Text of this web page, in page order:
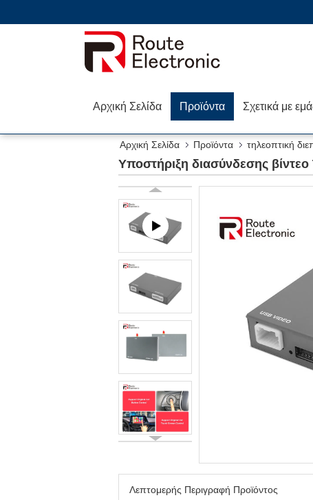
Αρχική Σελίδα Προϊόντα Σχετικά με
Αρχική Σελίδα Προϊόντα τηλεοπτική
Υποστήριξη διασύνδεσης
Λεπτομερής Περιγραφή Προϊόντος